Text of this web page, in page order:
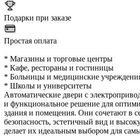
Подарки при заказе
Простая оплата
* Магазины и торговые центры
* Кафе, рестораны и гостиницы
* Больницы и медицинские
* Школы и университеты
Автоматические двери с
и функциональное решение для
здания и помещения. Они сочетают в
безопасность, эстетичный вид и
делает их идеальным выбором для